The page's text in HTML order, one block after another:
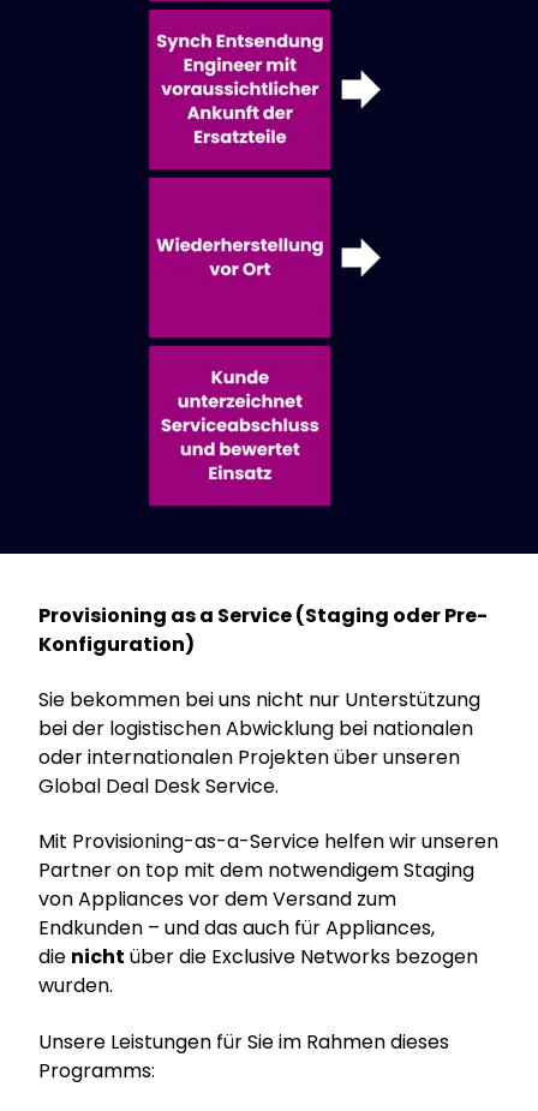
Provisioning as a Service (Staging oder Pre-
Konfiguration)
Sie bekommen bei uns nicht nur Unterstützung
bei der logistischen Abwicklung bei nationalen
oder internationalen Projekten über unseren
Global Deal Desk Service.
Mit Provisioning-as-a-Service helfen wir unseren
Partner on top mit dem notwendigem Staging
von Appliances vor dem Versand zum
Endkunden – und das auch für Appliances,
die nicht über die Exclusive Networks bezogen
wurden.
Unsere Leistungen für Sie im Rahmen dieses
Programms: